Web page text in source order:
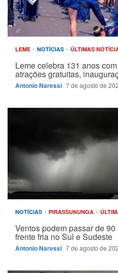
LEME NOTÍCIAS ÚLTIMAS
Leme celebra 131 anos
atrações gratuitas,
Antonio Naressi 7 de agosto de
NOTÍCIAS PIRASSUNUNGA
Ventos podem passar de
frente fria no Sul e Sudeste
Antonio Naressi 7 de agosto de